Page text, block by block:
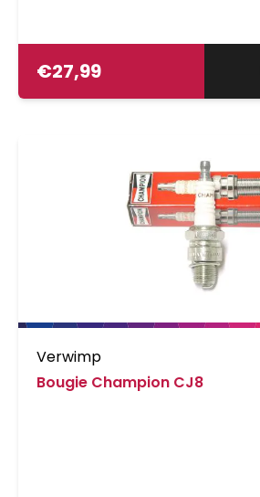
€27,99
Verwimp
Bougie Champion CJ8